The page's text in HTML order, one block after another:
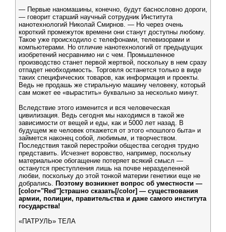
— Первые наномашины, конечно, будут баснословно дороги,
— говорит старший научный сотрудник Института
нанотехнологий Николай Смирнов. — Но через очень
короткий промежуток времени они станут доступны любому.
Такое уже происходило с телефонами, телевизорами и
компьютерами. Но отличие нанотехнологий от предыдущих
изобретений несравнимо ни с чем. Промышленное
производство станет первой жертвой, поскольку в нем сразу
отпадет необходимость. Торговля останется только в виде
таких специфических товаров, как информация и проекты.
Ведь не продашь же стиральную машину человеку, который
сам может ее «вырастить» буквально за несколько минут.
Вследствие этого изменится и вся человеческая
цивилизация. Ведь сегодня мы находимся в такой же
зависимости от вещей и еды, как и 5000 лет назад. В
будущем же человек откажется от этого «пошлого быта» и
займется наконец собой, любимым, и творчеством.
Последствия такой перестройки общества сегодня трудно
представить. Исчезнет воровство, например, поскольку
материальное обогащение потеряет всякий смысл —
останутся преступления лишь на почве неразделенной
любви, поскольку до этой тонкой материи генетики еще не
добрались. Поэтому возникнет вопрос об уместности —
[color="Red"]страшно сказать[/color] — существования
армии, полиции, правительства и даже самого института
государства!
«ПАТРУЛЬ» ТЕЛА